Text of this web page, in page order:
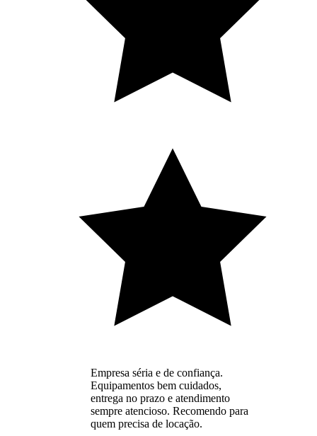
Empresa séria e de confiança.
Equipamentos bem cuidados,
entrega no prazo e atendimento
sempre atencioso. Recomendo para
quem precisa de locação.